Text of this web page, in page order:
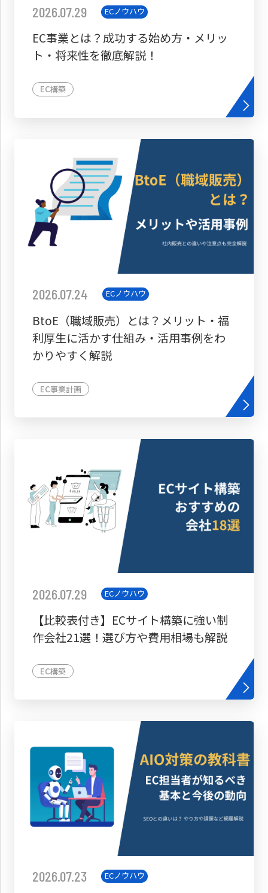
2026.07.29 ECノウハウ
EC事業とは？成功する始め方・メリッ
ト・将来性を徹底解説！
EC構築
2026.07.24 ECノウハウ
BtoE（職域販売）とは？メリット・福
利厚生に活かす仕組み・活用事例をわ
かりやすく解説
EC事業計画
2026.07.29 ECノウハウ
【比較表付き】ECサイト構築に強い制
作会社21選！選び方や費用相場も解説
EC構築
2026.07.23 ECノウハウ